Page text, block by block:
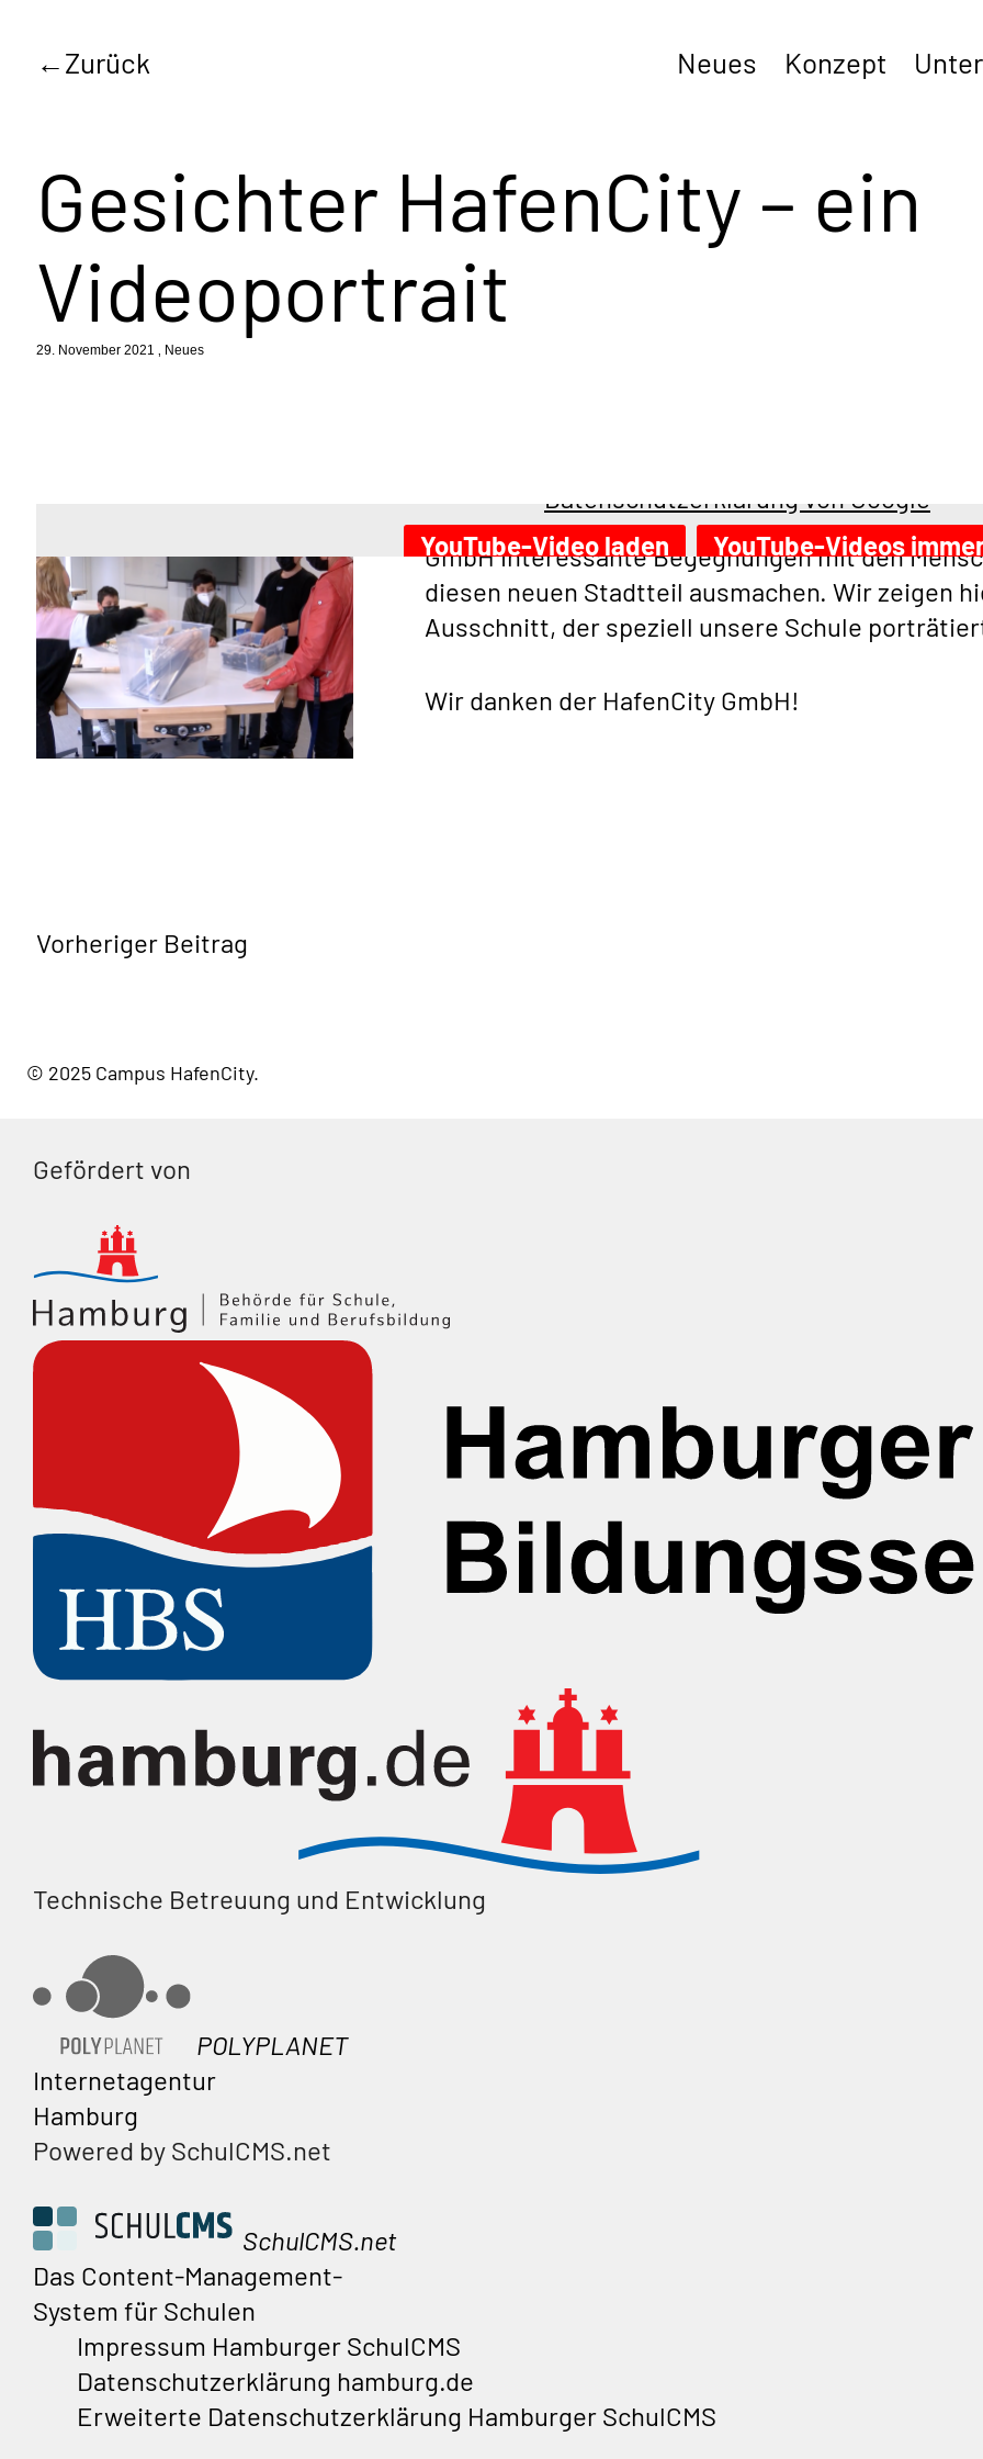
Zurück Neues Konzept
Gesichter HafenCity – ein
Videoportrait
29. November 2021 Neues
Datenschutzerklärung von Google
YouTube-Video laden
YouTube-Videos
Externen Inhalte immer anzeigen
Unter dem Titel „Gesichter HafenCity“ publiziert
GmbH interessante Begegnungen mit den
diesen neuen Stadtteil ausmachen. Wir zeigen
Ausschnitt, der speziell unsere Schule
Wir danken der HafenCity GmbH!
Vorheriger Beitrag
© 2025 Campus HafenCity
Gefördert von
Technische Betreuung und Entwicklung
POLYPLANET
Internetagentur
Hamburg
Powered by SchulCMS.net
SchulCMS.net
Das Content-Management-
System für Schulen
Impressum Hamburger SchulCMS
Datenschutzerklärung hamburg.de
Erweiterte Datenschutzerklärung Hamburger SchulCMS